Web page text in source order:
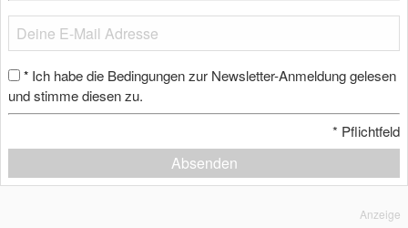
* Ich habe die Bedingungen zur Newsletter-Anmeldung gelesen
und stimme diesen zu.
* Pflichtfeld
Absenden
Anzeige